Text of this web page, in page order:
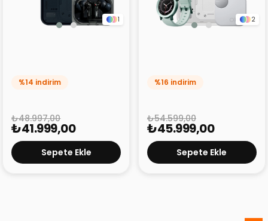
1
%14 indirim
₺41.999,00
₺48.997,00
Sepete Ekle
2
Hediye!
%16 indirim
₺45.999,00
₺54.599,00
Sepete Ekle